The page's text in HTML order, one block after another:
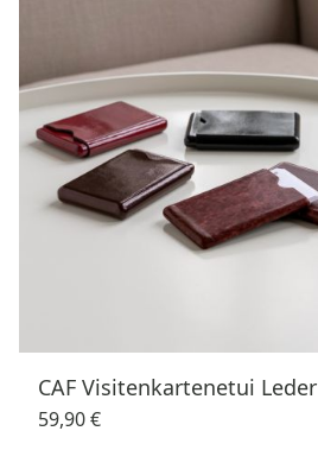
CAF Visitenkartenetui Leder
59,90 €